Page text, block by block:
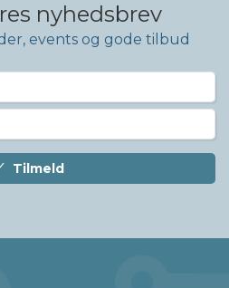
nyhedsbrev
events og gode tilbud
Tilmeld